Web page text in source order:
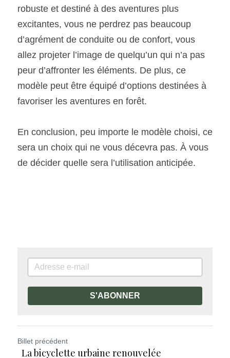
robuste et destiné à des aventures plus
excitantes, vous ne perdrez pas beaucoup
d’agrément de conduite ou de confort, vous
allez projeter l’image de quelqu’un qui n’a pas
peur d’affronter les éléments. De plus, ce
modèle peut être équipé d’options destinées à
favoriser les aventures en forêt.
En conclusion, peu importe le modèle choisi, ce
sera un choix qui ne vous décevra pas. À vous
de décider quelle sera l’utilisation anticipée.
S'ABONNER
Billet précédent
La bicyclette urbaine renouvelée